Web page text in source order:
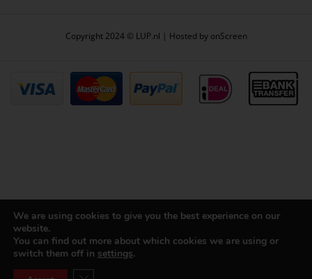
Copyright 2024 © LUP.nl | Hosted by onScreen
We are using cookies to give you the best experience on our
website.
You can find out more about which cookies we are using or
switch them off in settings.